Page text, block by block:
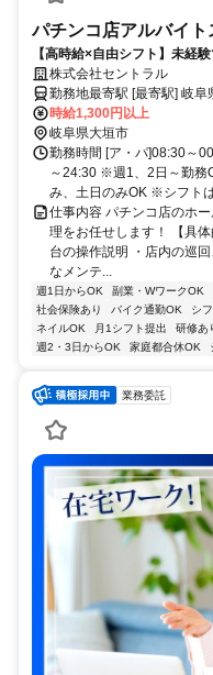
パチンコ店アルバイト
【高時給×自由シフト】未経
200円UPで最大1550円！お
1、2日～OKで学校や本業と
株式会社セントラル
勤務地最寄駅 [最寄駅] 岐
時給1,300円以上
岐阜県大垣市
勤務時間 [ア・パ]08:30～
～24:30 ※週1、2日～勤
み、土日のみOK ※シフト
仕事内容 パチンコ店のホ
理をお任せします！ 【具
台の操作説明 ・店内の巡
なメンテ...
週1日からOK 副業・WワークOK
社会保険あり
バイク通勤OK シ
ネイルOK
月1シフト提出 研修あ
週2・3日からOK
家庭都合休OK
業務委託